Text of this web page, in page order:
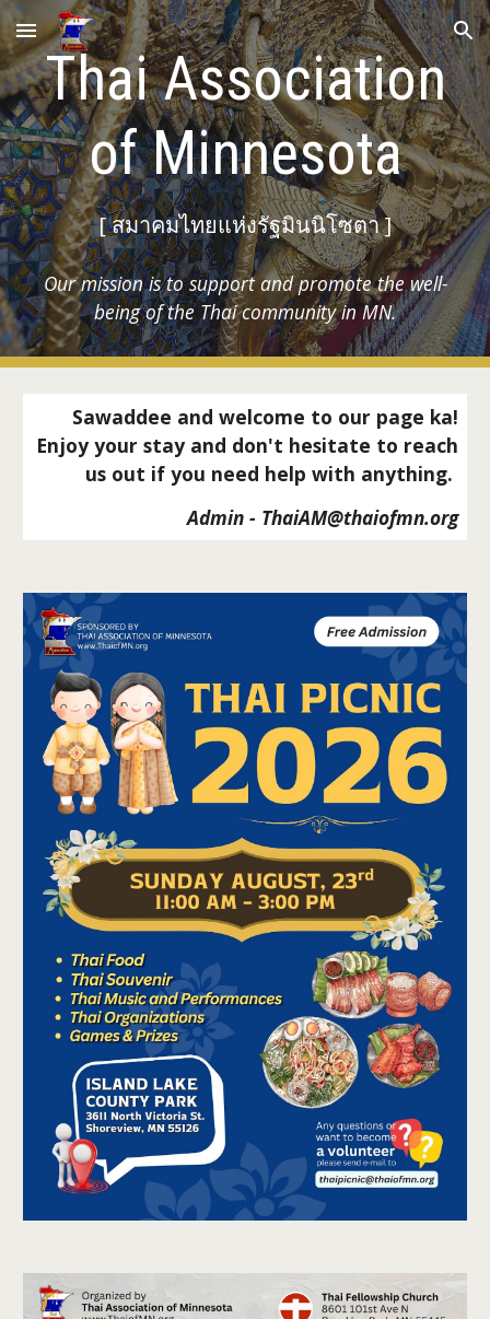
Skip to main content Skip to navigation
Thai Association
of Minnesota
[ สมาคมไทยแห่งรัฐมินนิโซตา ]
Our mission is to support and promote the well-
being of the Thai community in MN.
Sawaddee and welcome to our page ka!
Enjoy your stay and don't hesitate to reach
us out if you need help with anything.
Admin - ThaiAM@thaiofmn.org